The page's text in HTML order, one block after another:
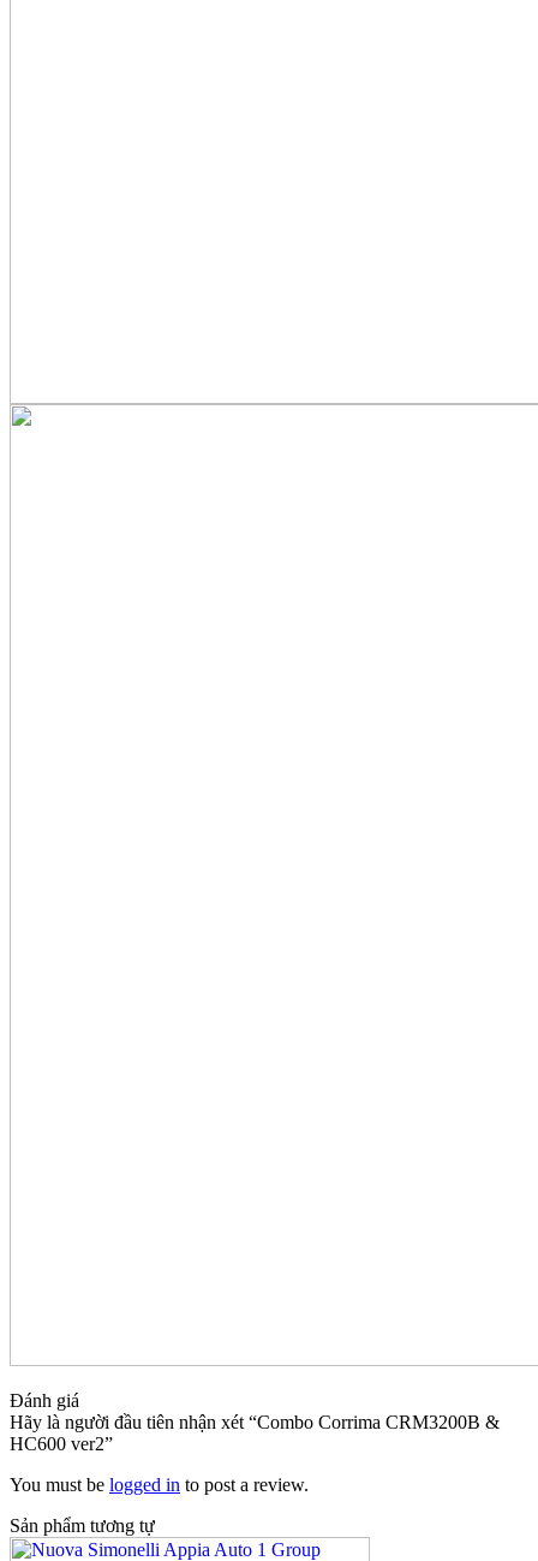
Đánh giá
Hãy là người đầu tiên nhận xét “Combo Corrima CRM3200B &
HC600 ver2”
You must be logged in to post a review.
Sản phẩm tương tự